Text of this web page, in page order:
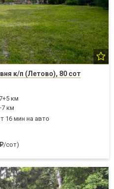
к/п (Летово), 80 сот
км
км
16 мин на авто
/сот)